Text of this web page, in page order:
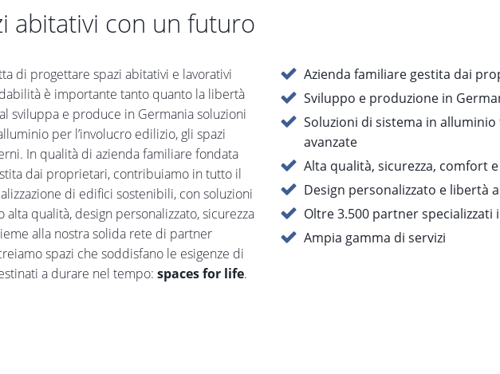
abitativi con un futuro
di progettare spazi abitativi e lavorativi
è importante tanto quanto la libertà
sviluppa e produce in Germania soluzioni
per l’involucro edilizio, gli spazi
In qualità di azienda familiare fondata
dai proprietari, contribuiamo in tutto il
di edifici sostenibili, con soluzioni
alta qualità, design personalizzato, sicurezza
alla nostra solida rete di partner
spazi che soddisfano le esigenze di
a durare nel tempo: spaces for life.
Azienda familiare gestita dai
Sviluppo e produzione in
Soluzioni di sistema in
avanzate
Alta qualità, sicurezza, comfort
Design personalizzato e libertà
Oltre 3.500 partner
Ampia gamma di servizi